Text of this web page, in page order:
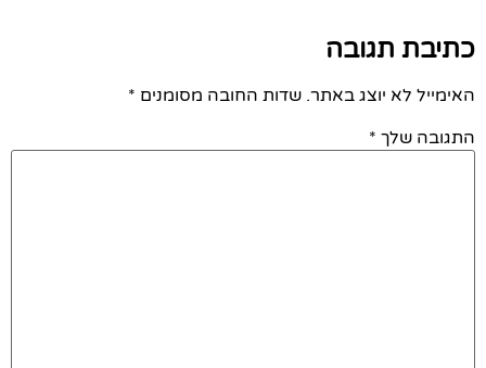
כתיבת תגובה
האימייל לא יוצג באתר. שדות החובה מסומנים *
התגובה שלך *